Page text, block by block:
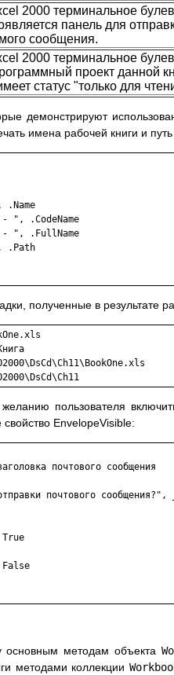
2000 терминальное
панель для
сообщения.
2000 терминальное
проект данной
статус "только для
демонстрируют
имена рабочей книги и
.Name
", .CodeName
", .FullName
.Path
полученные в результате
Path -			 E:\O2000\DsCd\Ch11
пользователя
EnvelopeVisible:
почтового сообщения
почтового сообщения?", _
True
False
основным методам объекта
методами коллекции